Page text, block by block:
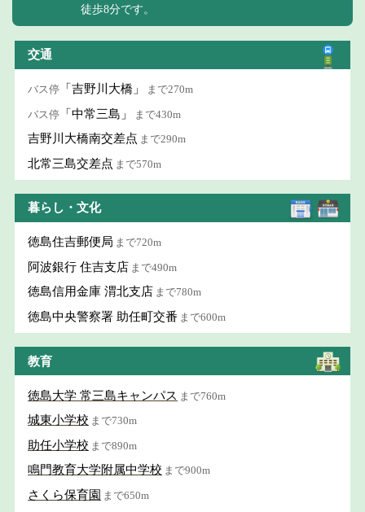
徒歩8分です。
交通
バス停 「吉野川大橋」 まで270m
バス停 「中常三島」 まで430m
吉野川大橋南交差点 まで290m
北常三島交差点 まで570m
暮らし・文化
徳島住吉郵便局 まで720m
阿波銀行 住吉支店 まで490m
徳島信用金庫 渭北支店 まで780m
徳島中央警察署 助任町交番 まで600m
教育
徳島大学 常三島キャンパス まで760m
城東小学校 まで730m
助任小学校 まで890m
鳴門教育大学附属中学校 まで900m
さくら保育園 まで650m